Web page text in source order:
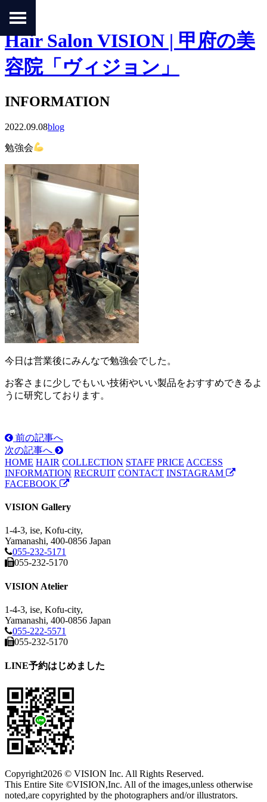
Hair Salon VISION | 甲府の美
容院「ヴィジョン」
INFORMATION
2022.09.08blog
勉強会
今日は営業後にみんなで勉強会でした。
お客さまに少しでもいい技術やいい製品をおすすめできるよ
うに研究しております。
前の記事へ
次の記事へ
HOME HAIR COLLECTION STAFF PRICE ACCESS
INFORMATION RECRUIT CONTACT INSTAGRAM
FACEBOOK
VISION Gallery
1-4-3, ise, Kofu-city,
Yamanashi, 400-0856 Japan
055-232-5171
055-232-5170
VISION Atelier
1-4-3, ise, Kofu-city,
Yamanashi, 400-0856 Japan
055-222-5571
055-232-5170
LINE予約はじめました
Copyright2026 © VISION Inc. All Rights Reserved.
This Entire Site ©VISION,Inc. All of the images,unless otherwise
noted,are copyrighted by the photographers and/or illustrators.